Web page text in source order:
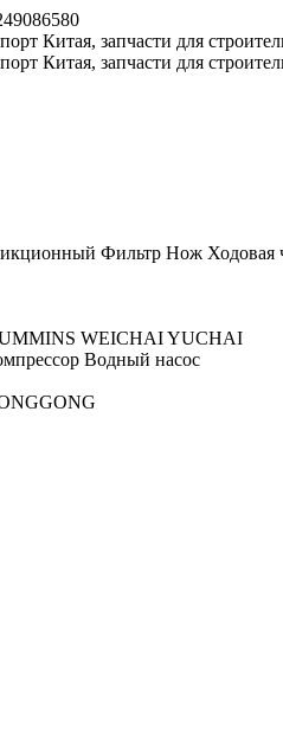
Фильтр Нож Ходовая
WEICHAIYUCHAI
Водный насос